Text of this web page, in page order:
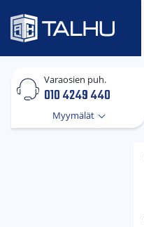
Varaosien puh.
010 4249 440
Myymälät